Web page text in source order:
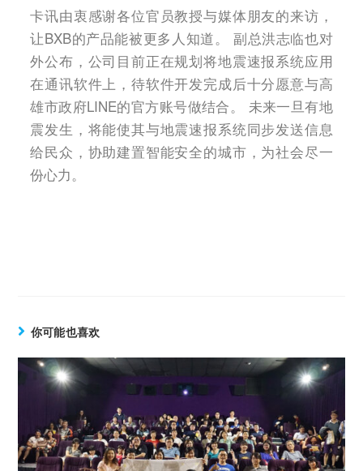
卡讯由衷感谢各位官员教授与媒体朋友的来访，
让BXB的产品能被更多人知道。 副总洪志临也对
外公布，公司目前正在规划将地震速报系统应用
在通讯软件上，待软件开发完成后十分愿意与高
雄市政府LINE的官方账号做结合。 未来一旦有地
震发生，将能使其与地震速报系统同步发送信息
给民众，协助建置智能安全的城市，为社会尽一
份心力。
你可能也喜欢